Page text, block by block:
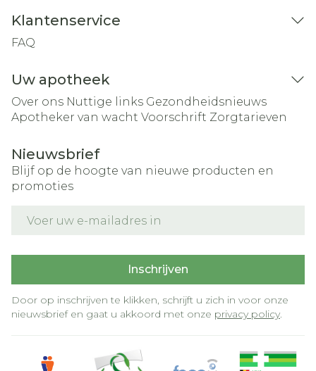
Klantenservice
FAQ
Uw apotheek
Over ons Nuttige links Gezondheidsnieuws
Apotheker van wacht Voorschrift Zorgtarieven
Nieuwsbrief
Blijf op de hoogte van nieuwe producten en
promoties
Inschrijven
Door op inschrijven te klikken, schrijft u zich in voor onze
nieuwsbrief en gaat u akkoord met onze privacy policy.